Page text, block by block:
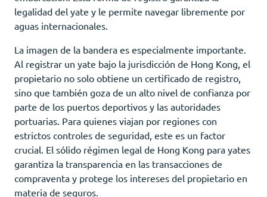
legalidad del yate y le permite navegar libremente por
aguas internacionales.
La imagen de la bandera es especialmente importante.
Al registrar un yate bajo la jurisdicción de Hong Kong, el
propietario no solo obtiene un certificado de registro,
sino que también goza de un alto nivel de confianza por
parte de los puertos deportivos y las autoridades
portuarias. Para quienes viajan por regiones con
estrictos controles de seguridad, este es un factor
crucial. El sólido régimen legal de Hong Kong para yates
garantiza la transparencia en las transacciones de
compraventa y protege los intereses del propietario en
materia de seguros.